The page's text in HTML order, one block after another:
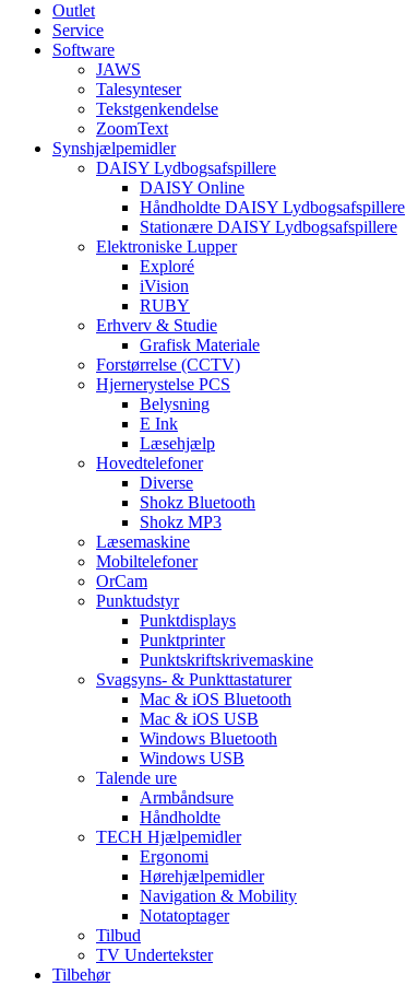
Outlet
Service
Software
JAWS
Talesynteser
Tekstgenkendelse
ZoomText
Synshjælpemidler
DAISY Lydbogsafspillere
DAISY Online
Håndholdte DAISY Lydbogsafspillere
Stationære DAISY Lydbogsafspillere
Elektroniske Lupper
Exploré
iVision
RUBY
Erhverv & Studie
Grafisk Materiale
Forstørrelse (CCTV)
Hjernerystelse PCS
Belysning
E Ink
Læsehjælp
Hovedtelefoner
Diverse
Shokz Bluetooth
Shokz MP3
Læsemaskine
Mobiltelefoner
OrCam
Punktudstyr
Punktdisplays
Punktprinter
Punktskriftskrivemaskine
Svagsyns- & Punkttastaturer
Mac & iOS Bluetooth
Mac & iOS USB
Windows Bluetooth
Windows USB
Talende ure
Armbåndsure
Håndholdte
TECH Hjælpemidler
Ergonomi
Hørehjælpemidler
Navigation & Mobility
Notatoptager
Tilbud
TV Undertekster
Tilbehør